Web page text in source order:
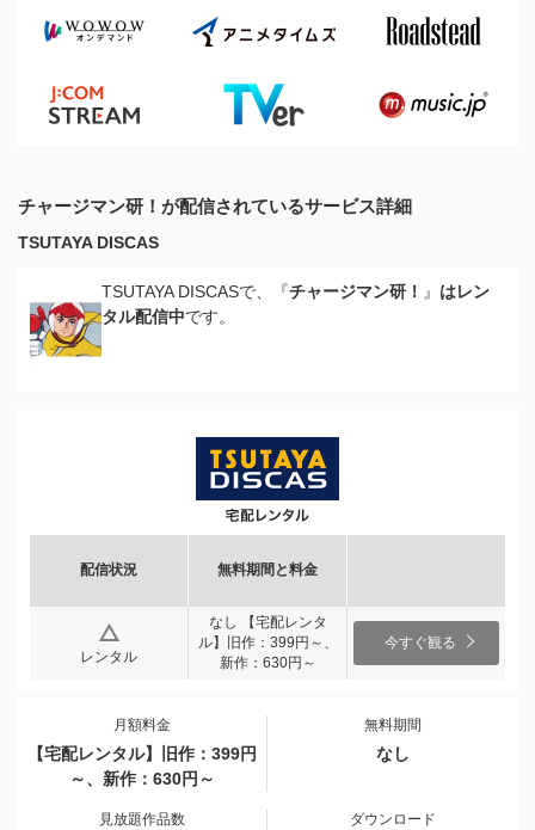
チャージマン研！が配信されているサービス詳細
TSUTAYA DISCAS
TSUTAYA DISCASで、『チャージマン研！ 』 はレン
タル配信中です。
配信状況 無料期間と料金
レンタル
なし 【宅配レンタ
ル】旧作：399円～、
新作：630円～
今すぐ観る
月額料金
【宅配レンタル】旧作：399円
～、新作：630円～
無料期間
なし
見放題作品数 ダウンロード